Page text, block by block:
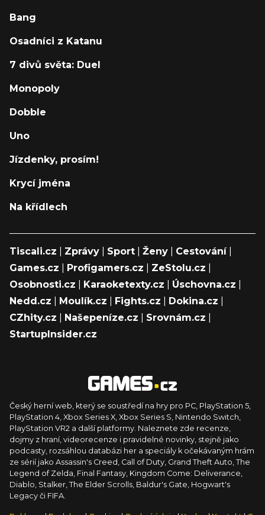
Bang
Osadníci z Katanu
7 divů světa: Duel
Monopoly
Dobble
Uno
Jízdenky, prosím!
Krycí jména
Na křídlech
Tiscali.cz Zprávy Sport Ženy Cestování|
Games.cz
Profigamers.cz ZeStolu.cz
Osobnosti.cz
Karaoketexty.cz Úschovna.cz
Nedd.cz
Moulík.cz Fights.cz Dokina.cz
CZhity.cz
Našepeníze.cz Srovnám.cz
StartupInsider.cz
Český herní web, který se soustředí na hry pro PC, PlayStation 5,
PlayStation 4, Xbox Series X, Xbox Series S, Nintendo Switch,
PlayStation VR2 a další platformy. Naleznete zde recenze,
dojmy z hraní, videorecenze i pravidelné novinky, stejně jako
podcasty, rozsáhlou databázi her a speciály k očekávaným hrám
ze sérií jako Assassin's Creed, Call of Duty, Grand Theft Auto, The
Legend of Zelda, Final Fantasy, Kingdom Come: Deliverance,
Diablo, Stalker, The Elder Scrolls, Baldur's Gate, Hogwart's
Legacy či FIFA.